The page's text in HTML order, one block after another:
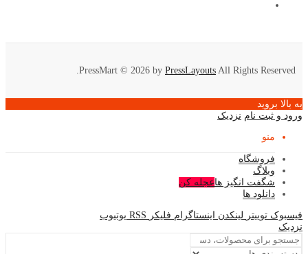
PressMart © 2026 by PressLayouts All Rights Reserved.
به بالا بروید
ورود و ثبت نام نزدیک
منو
فروشگاه
وبلاگ
شگفت انگیز هاعجله کن
دانلود ها
فیسبوک توییتر لینکدن اینستاگرام فلیکر RSS یوتیوب
نزدیک